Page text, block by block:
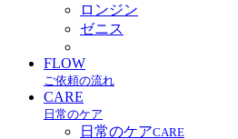
ロンジン
ゼニス
FLOW
ご依頼の流れ
CARE
日常のケア
日常のケアCARE